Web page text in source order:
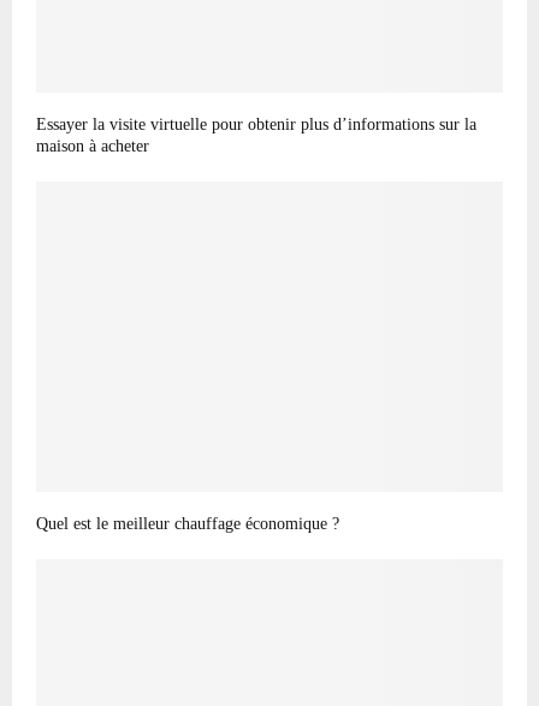
Essayer la visite virtuelle pour obtenir plus d’informations sur la
maison à acheter
Quel est le meilleur chauffage économique ?